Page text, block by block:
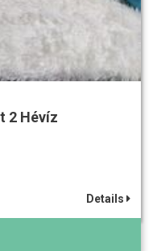
2 Hévíz
Details